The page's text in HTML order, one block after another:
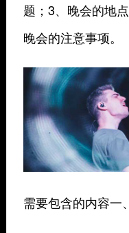
题；3、晚会的地
晚会的注意事项。
需要包含的内容一